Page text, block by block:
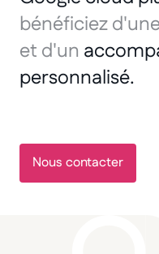
bénéficiez
et d'un
personnalisé.
Nous contacter